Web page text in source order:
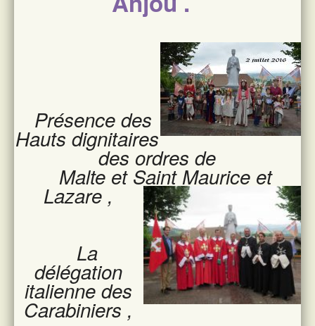
Présence des
Hauts dignitaires
des ordres de
Malte et Saint Maurice et
Lazare ,
La
délégation
italienne des
Carabiniers ,